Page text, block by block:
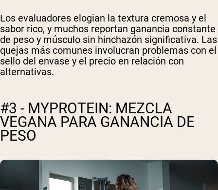
Los evaluadores elogian la textura cremosa y el
sabor rico, y muchos reportan ganancia constante
de peso y músculo sin hinchazón significativa. Las
quejas más comunes involucran problemas con el
sello del envase y el precio en relación con
alternativas.
#3 - MYPROTEIN: MEZCLA
VEGANA PARA GANANCIA DE
PESO